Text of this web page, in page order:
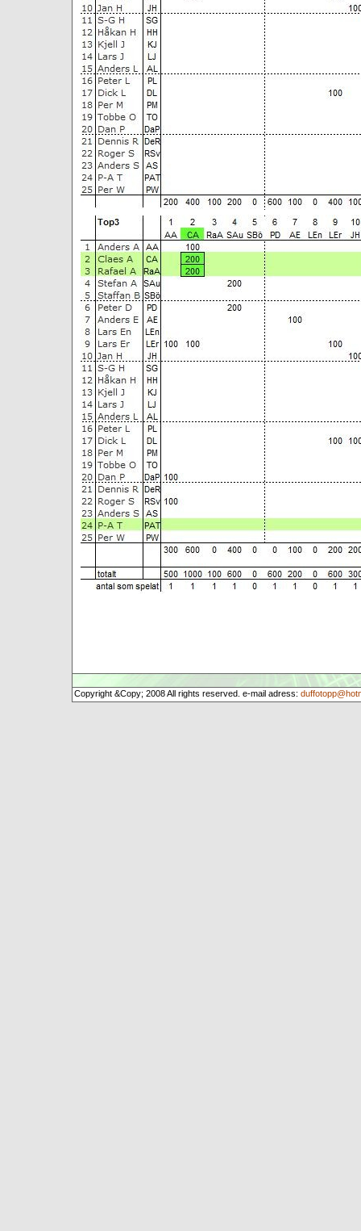
Copyright &Copy; 2008 All rights reserved. e-mail adress: